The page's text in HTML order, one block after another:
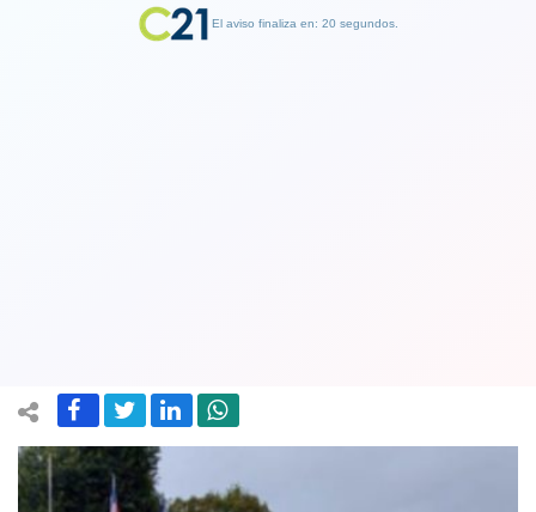
El aviso finaliza en: 19 segundos.